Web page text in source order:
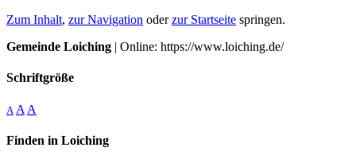
Zum Inhalt, zur Navigation oderzur Startseite springen.
Gemeinde Loiching | Online: https://www.loiching.de/
Schriftgröße
A A A
Finden in Loiching